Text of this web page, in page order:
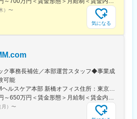
める業務
） 〜
気になる
ク事務長補佐／本部運営スタッフ◆事業成
可能
） 〜